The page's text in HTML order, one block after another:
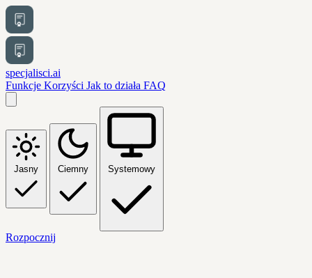
specjalisci.ai
Funkcje Korzyści Jak to działa FAQ
Jasny Ciemny Systemowy
Rozpocznij